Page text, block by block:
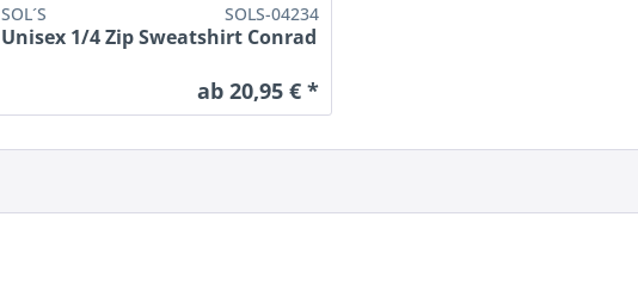
SOL´S SOLS-04234
Unisex 1/4 Zip Sweatshirt Conrad
ab 20,95 € *